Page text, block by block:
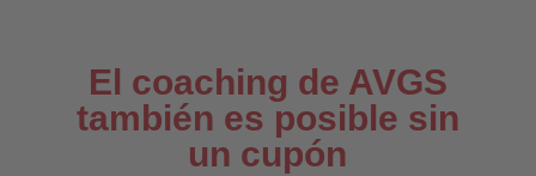
El coaching de AVGS
también es posible sin
un cupón